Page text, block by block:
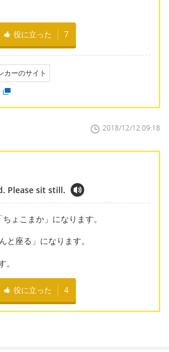
役に立った 7
カーのサイト
2018/12/12 09:18
Please sit still.
ょこまか」になります。
座る」になります。
役に立った 4